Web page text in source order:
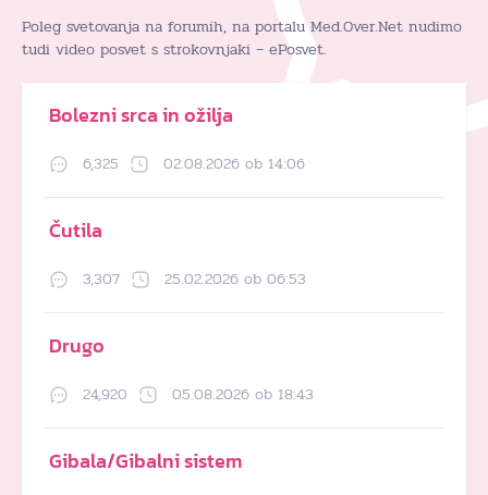
Poleg svetovanja na forumih, na portalu Med.Over.Net nudimo
tudi video posvet s strokovnjaki – ePosvet.
Bolezni srca in ožilja
6,325 02.08.2026 ob 14:06
Čutila
3,307 25.02.2026 ob 06:53
Drugo
24,920 05.08.2026 ob 18:43
Gibala/Gibalni sistem